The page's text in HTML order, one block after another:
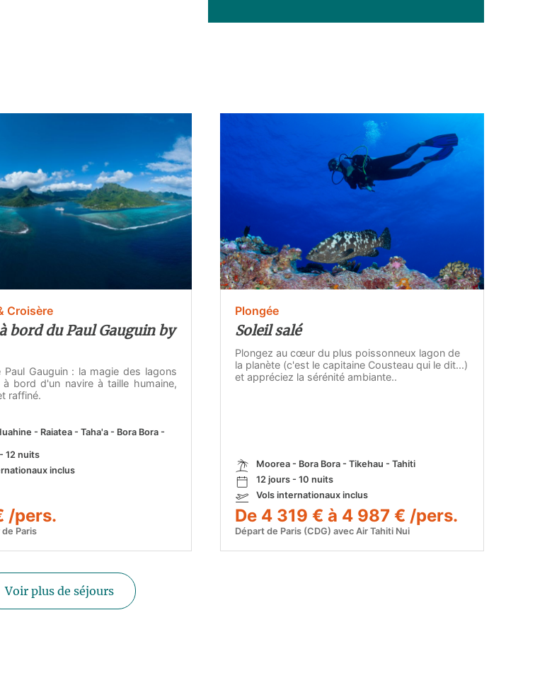
Croisère
bord du Paul Gauguin by
Paul Gauguin : la magie des lagons
à bord d'un navire à taille humaine,
raffiné.
- Raiatea - Taha'a - Bora Bora -
12 nuits
inclus
/pers.
Paris
Plongée
Soleil salé
Plongez au cœur du plus poissonneux lagon de
la planète (c'est le capitaine Cousteau qui le dit...)
et appréciez la sérénité ambiante..
Moorea - Bora Bora - Tikehau - Tahiti
12 jours - 10 nuits
Vols internationaux inclus
De 4 319 € à 4 987 € /pers.
Départ de Paris (CDG) avec Air Tahiti Nui
Voir plus de séjours